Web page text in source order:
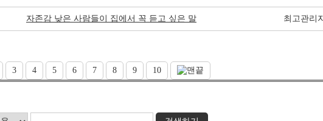
자존감 낮은 사람들이 집에서 꼭 듣고 싶은 말 최고관리
3 4 5 6 7 8 9 10